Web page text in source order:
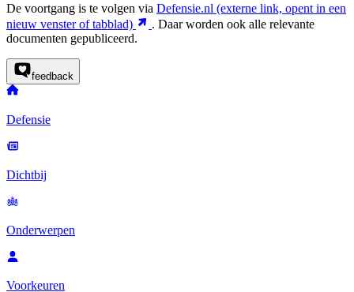
De voortgang is te volgen via Defensie.nl (externe link, opent in een
nieuw venster of tabblad)
. Daar worden ook alle relevante
documenten gepubliceerd.
feedback
Defensie
Dichtbij
Onderwerpen
Voorkeuren